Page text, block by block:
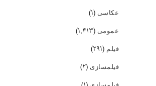
عکاسی (۱)
عمومی (۱,۴۱۳)
فیلم (۲۹۱)
فیلمسازی (۲)